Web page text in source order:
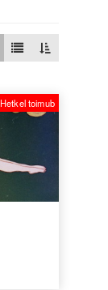
Hetkel toimub